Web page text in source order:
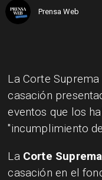
Prensa Web
La Corte
casación
eventos que los
"incumplimiento
La Corte Suprema
casación en el